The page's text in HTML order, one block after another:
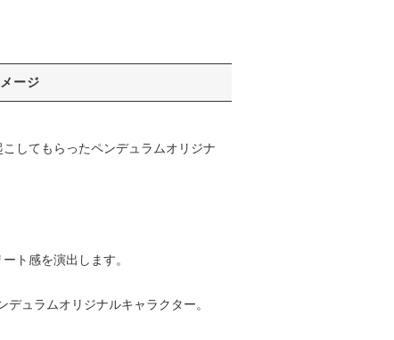
ージ
してもらったペンデュラムオリジナ
ト感を演出します。
ュラムオリジナルキャラクター。